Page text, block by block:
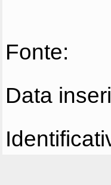
Fonte:
Data